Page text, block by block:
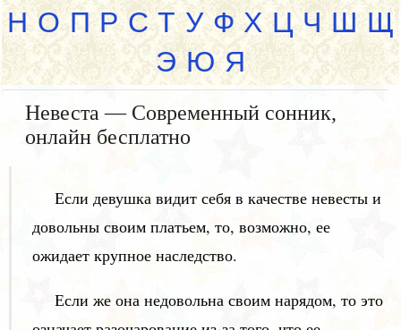
Н О П Р С Т У Ф Х Ц Ч Ш Щ
Э Ю Я
Невеста — Современный сонник,
онлайн бесплатно
Если девушка видит себя в качестве невесты и
довольны своим платьем, то, возможно, ее
ожидает крупное наследство.
Если же она недовольна своим нарядом, то это